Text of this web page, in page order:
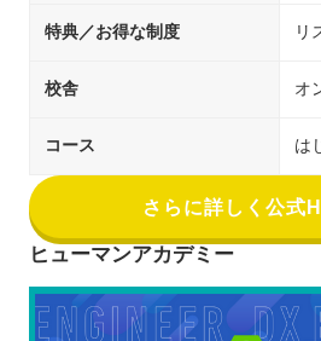
特典／お得な制度 リ
校舎 オ
コース は
さらに詳しく公式
ヒューマンアカデミー